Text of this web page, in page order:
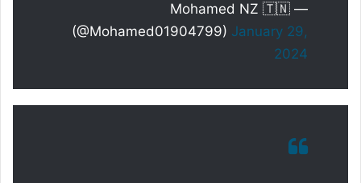
— Mohamed NZ 🇹🇳
(@Mohamed01904799) January 29,
2024